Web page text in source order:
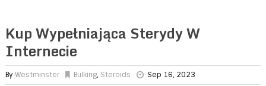
Kup Wypełniająca Sterydy W
Internecie
ByWestminster Bulking, Steroids Sep 16, 2023